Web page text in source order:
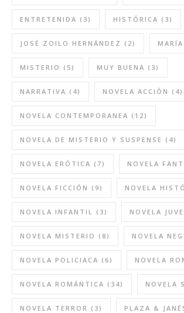
ENTRETENIDA (3) HISTÓRICA (3)
JOSÉ ZOILO HERNÁNDEZ (2)
MISTERIO (5) MUY BUENA (3)
NARRATIVA (4) NOVELA ACCIÓN (4)
NOVELA CONTEMPORANEA (12)
NOVELA DE MISTERIO Y SUSPENSE (4)
NOVELA ERÓTICA (7) NOVELA
NOVELA FICCIÓN (9) NOVELA
NOVELA INFANTIL (3) NOVELA
NOVELA MISTERIO (8) NOVELA
NOVELA POLICIACA (6) NOVELA
NOVELA ROMÁNTICA (34) NOVELA
NOVELA TERROR (3) PLAZA &